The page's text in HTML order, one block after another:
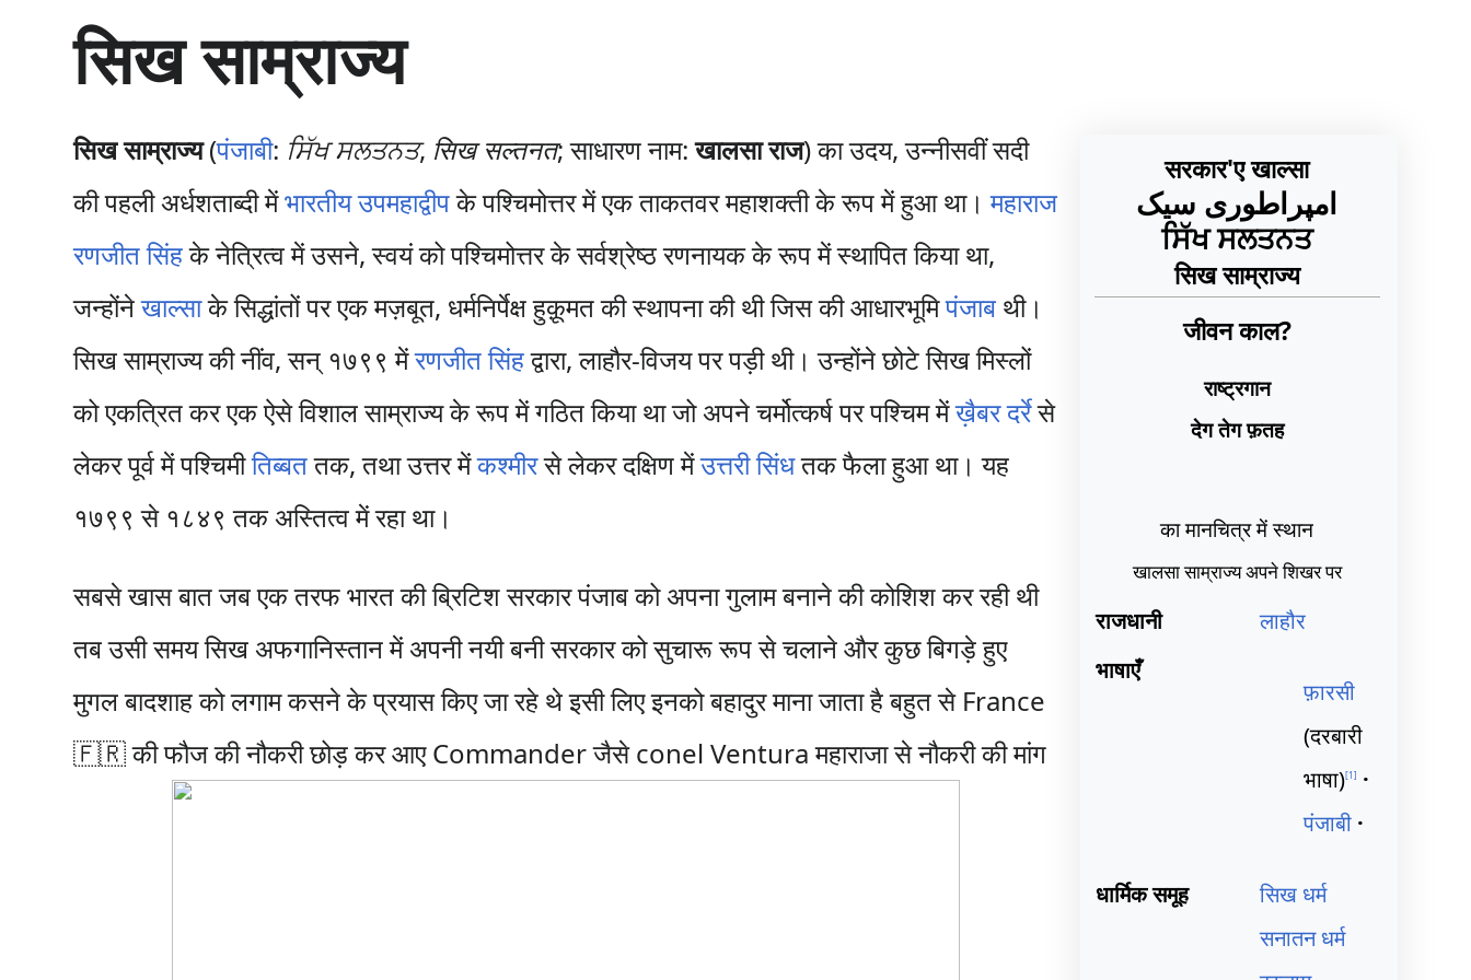
म
ग्री
प
जा
एँ
सिख साम्राज्य
सरकार'ए खाल्सा
امپراطوری سیک
ਸਿੱਖ ਸਲਤਨਤ
सिख साम्राज्य
जीवन काल?
राष्ट्रगान
देग तेग फ़तह
का मानचित्र में स्थान
खालसा साम्राज्य अपने शिखर पर
राजधानी
लाहौर
भाषाएँ
फ़ारसी
(दरबारी
भाषा)[1]
पंजाबी
धार्मिक समूह
सिख धर्म
सनातन धर्म
सिख साम्राज्य(पंजाबी: ਸਿੱਖ ਸਲਤਨਤ, सिख सल्तनत; साधारण नाम:खालसा राज) का उदय, उन्नीसवीं सदी
की पहली अर्धशताब्दी मेंभारतीय उपमहाद्वीपके पश्चिमोत्तर में एक ताकतवर महाशक्ती के रूप में हुआ था।महाराज
रणजीत सिंहके नेत्रित्व में उसने, स्वयं को पश्चिमोत्तर के सर्वश्रेष्ठ रणनायक के रूप में स्थापित किया था,
जन्होंनेखाल्साके सिद्धांतों पर एक मज़बूत, धर्मनिर्पेक्ष हुक़ूमत की स्थापना की थी जिस की आधारभूमिपंजाब थी।
सिख साम्राज्य की नींव, सन् १७९९ मेंरणजीत सिंहद्वारा, लाहौर-विजय पर पड़ी थी। उन्होंने छोटे सिख मिस्लों
को एकत्रित कर एक ऐसे विशाल साम्राज्य के रूप में गठित किया था जो अपने चर्मोत्कर्ष पर पश्चिम मेंख़ैबर दर्रेसे
लेकर पूर्व में पश्चिमीतिब्बततक, तथा उत्तर मेंकश्मीरसे लेकर दक्षिण मेंउत्तरी सिंधतक फैला हुआ था। यह
१७९९ से १८४९ तक अस्तित्व में रहा था।
सबसे खास बात जब एक तरफ भारत की ब्रिटिश सरकार पंजाब को अपना गुलाम बनाने की कोशिश कर रही थी
तब उसी समय सिख अफगानिस्तान में अपनी नयी बनी सरकार को सुचारू रूप से चलाने और कुछ बिगड़े हुए
मुगल बादशाह को लगाम कसने के प्रयास किए जा रहे थे इसी लिए इनको बहादुर माना जाता है बहुत से France
🇫🇷 की फौज की नौकरी छोड़ कर आए Commander जैसे conel Ventura महाराजा से नौकरी की मांग